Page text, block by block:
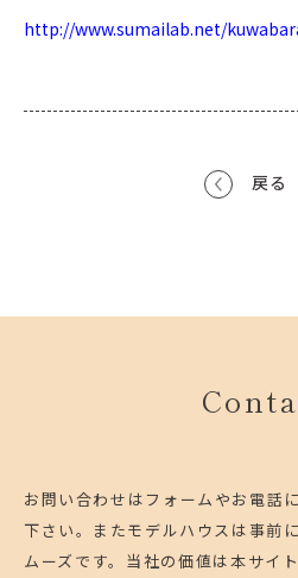
http://www.sumailab.net/
戻る
お問い合わせはフォームやお電話
下さい。 またモデルハウスは事前
ムーズです。 当社の価値は本サイ